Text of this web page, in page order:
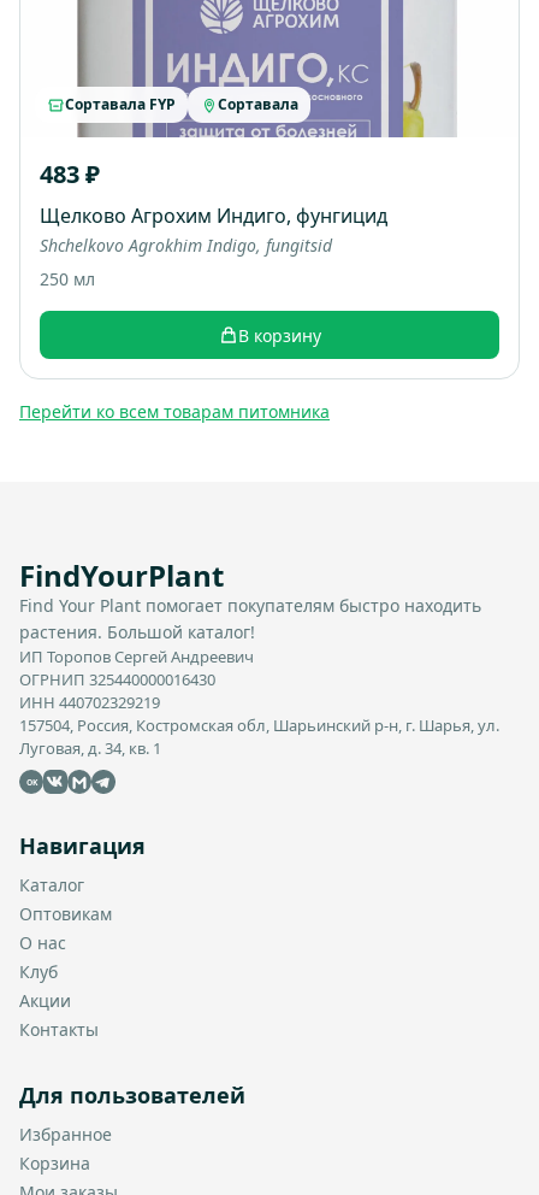
Сортавала FYP Сортавала
483 ₽
Щелково Агрохим Индиго, фунгицид
Shchelkovo Agrokhim Indigo, fungitsid
250 мл
В корзину
Перейти ко всем товарам питомника
FindYourPlant
Find Your Plant помогает покупателям быстро находить
растения. Большой каталог!
ИП Торопов Сергей Андреевич
ОГРНИП 325440000016430
ИНН 440702329219
157504, Россия, Костромская обл, Шарьинский р-н, г. Шарья, ул.
Луговая, д. 34, кв. 1
OK
Навигация
Каталог
Оптовикам
О нас
Клуб
Акции
Контакты
Для пользователей
Избранное
Корзина